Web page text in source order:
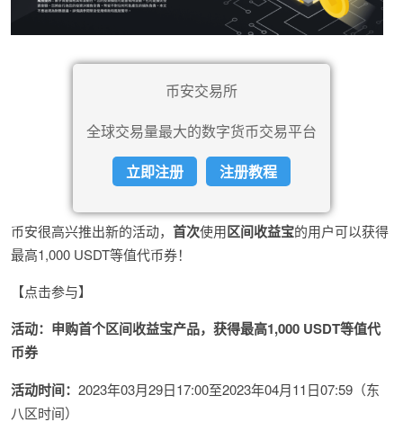
币安交易所
全球交易量最大的数字货币交易平台
立即注册
注册教程
币安很高兴推出新的活动， 首次使用区间收益宝的用户可以获得
最高1,000 USDT等值代币券！
【点击参与】
活动：申购首个区间收益宝产品，获得最高1,000 USDT等值代
币券
活动时间： 2023年03月29日17:00至2023年04月11日07:59（东
八区时间）